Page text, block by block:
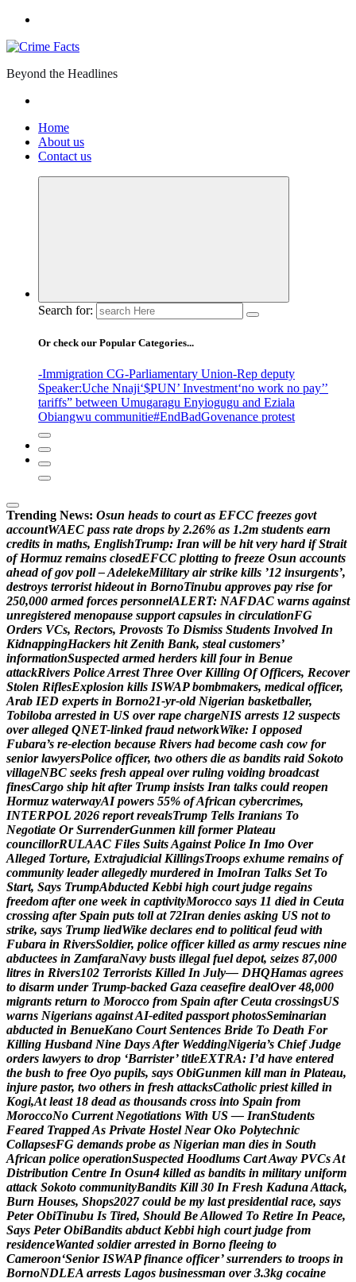
Beyond the Headlines
Home
About us
Contact us
Search for:
Or check our Popular Categories...
-Immigration CG-Parliamentary Union-Rep deputy
Speaker:Uche Nnaji‘$PUN’ Investment‘no work no pay’’
tariffs” between Umugaragu Enyiogugu and Eziala
Obiangwu communitie#EndBadGovenance protest
Trending News: Osun heads to court as EFCC freezes govt
accountWAEC pass rate drops by 2.26% as 1.2m students earn
credits in maths, EnglishTrump: Iran will be hit very hard if Strait
of Hormuz remains closedEFCC plotting to freeze Osun accounts
ahead of gov poll –AdelekeMilitary air strike kills ’12 insurgents’,
destroys terrorist hideout in BornoTinubu approves pay rise for
250,000 armed forces personnelALERT: NAFDAC warns against
unregistered menopause support capsules in circulationFG
Orders VCs, Rectors, Provosts To Dismiss Students Involved In
KidnappingHackers hit Zenith Bank, steal customers’
informationSuspected armed herders kill four in Benue
attackRivers PoliceArrest Three Over Killing Of Officers, Recover
Stolen RiflesExplosion kills ISWAP bombmakers, medical officer,
Arab IED experts in Borno21-yr-old Nigerian basketballer,
Tobiloba arrested in US over rape chargeNIS arrests 12 suspects
over alleged QNET-linked fraud networkWike: I opposed
Fubara’s re-election because Rivers had become cash cow for
senior lawyersPolice officer, two others die as bandits raid Sokoto
villageNBC seeks fresh appeal over ruling voiding broadcast
finesCargo ship hit after Trump insists Iran talks could reopen
Hormuz waterwayAI powers 55% ofAfrican cybercrimes,
INTERPOL 2026 report revealsTrump Tells Iranians To
Negotiate Or SurrenderGunmen kill former Plateau
councillorRULAAC Files SuitsAgainst Police In Imo Over
Alleged Torture, Extrajudicial KillingsTroops exhume remains of
community leader allegedly murdered in ImoIran Talks Set To
Start, Says TrumpAbducted Kebbi high court judge regains
freedom after one week in captivityMorocco says 11 died in Ceuta
crossing after Spain puts toll at 72Iran denies asking US not to
strike, says Trump liedWike declares end to political feud with
Fubara in RiversSoldier, police officer killed as army rescues nine
abductees in ZamfaraNavy busts illegal fuel depot, seizes 87,000
litres in Rivers102 Terrorists Killed In July— DHQHamas agrees
to disarm under Trump-backed Gaza ceasefire dealOver 48,000
migrants return to Morocco from Spain after Ceuta crossingsUS
warns Nigerians againstAI-edited passport photosSeminarian
abducted in BenueKano Court Sentences Bride To Death For
Killing Husband Nine DaysAfter WeddingNigeria’s Chief Judge
orders lawyers to drop ‘Barrister’ titleEXTRA: I’d have entered
the bush to free Oyo pupils, says ObiGunmen kill man in Plateau,
injure pastor, two others in fresh attacksCatholic priest killed in
Kogi,At least 18 dead as thousands cross into Spain from
MoroccoNo Current Negotiations With US — IranStudents
Feared TrappedAs Private Hostel Near Oko Polytechnic
CollapsesFG demands probe as Nigerian man dies in South
African police operationSuspected Hoodlums CartAway PVCsAt
Distribution Centre In Osun4 killed as bandits in military uniform
attack Sokoto communityBandits Kill 30 In Fresh KadunaAttack,
Burn Houses, Shops2027 could be my last presidential race, says
Peter ObiTinubu Is Tired, Should BeAllowed To Retire In Peace,
Says Peter ObiBandits abduct Kebbi high court judge from
residenceWanted soldier arrested in Borno fleeing to
Cameroon‘Senior ISWAP finance officer’ surrenders to troops in
BornoNDLEA arrests Lagos businessman over 3.3kg cocaine